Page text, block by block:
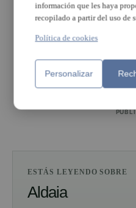
ESTÁS LEYENDO SOBRE
Aldaia
información que les haya
recopilado a partir del uso de
Política de cookies
Personalizar